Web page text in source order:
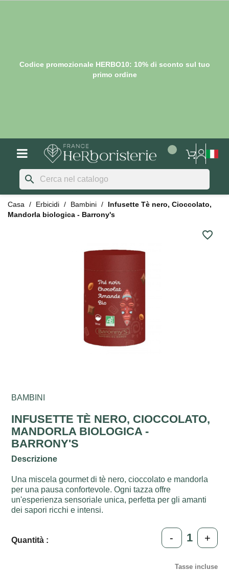
Codice promozionale HERBO10: 10% di sconto sul tuo
primo ordine
search
Casa Erbicidi Bambini
Infusette Tè nero, Cioccolato,
Mandorla biologica - Barrony's
favorite_border
BAMBINI
INFUSETTE TÈ NERO, CIOCCOLATO,
MANDORLA BIOLOGICA -
BARRONY'S
Descrizione
Una miscela gourmet di tè nero, cioccolato e mandorla
per una pausa confortevole. Ogni tazza offre
un'esperienza sensoriale unica, perfetta per gli amanti
dei sapori ricchi e intensi.
Quantità : - +
Tasse incluse